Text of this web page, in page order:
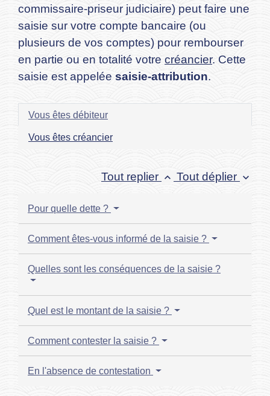
commissaire-priseur judiciaire) peut faire une
saisie sur votre compte bancaire (ou
plusieurs de vos comptes) pour rembourser
en partie ou en totalité votre créancier. Cette
saisie est appelée saisie-attribution.
Vous êtes débiteur
Vous êtes créancier
Tout replier keyboard_arrow_up Tout déplier keyboard_arrow_down
Pour quelle dette ?
Comment êtes-vous informé de la saisie ?
Quelles sont les conséquences de la saisie ?
Quel est le montant de la saisie ?
Comment contester la saisie ?
En l'absence de contestation